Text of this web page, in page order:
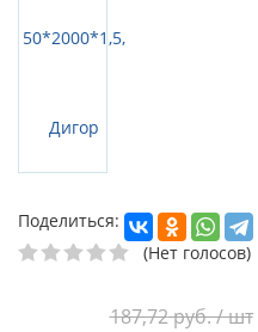
Поделиться:
(Нет голосов)
187,72руб. / шт